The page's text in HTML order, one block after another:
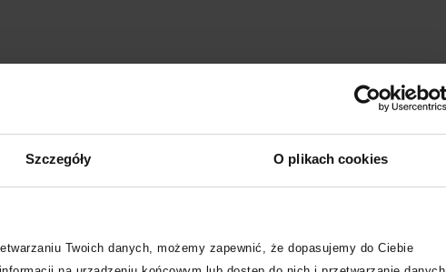
Szczegóły O plikach cookies
Twoich danych, możemy zapewnić, że dopasujemy do Ciebie
rozgrywających się w trakcie
uwagę od faktu, że koniec końców
starań, by dać jak największe
że na faworytów do
Szwecji czy Chorwacji. A oto